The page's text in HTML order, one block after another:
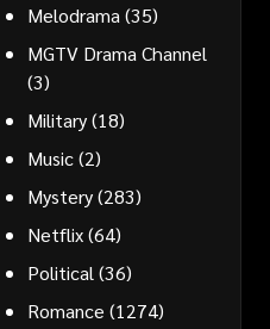
Melodrama (35)
MGTV Drama Channel
(3)
Military(18)
Music(2)
Mystery(283)
Netflix(64)
Political (36)
Romance (1274)